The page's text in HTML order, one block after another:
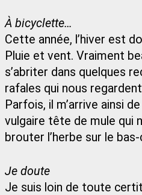
À bicyclette…
Cette année, l’hiver est
Pluie et vent. Vraiment
s’abriter dans quelques
rafales qui nous
Parfois, il m’arrive ainsi
vulgaire tête de mule qui
brouter l’herbe sur le
Je doute
Je suis loin de toute